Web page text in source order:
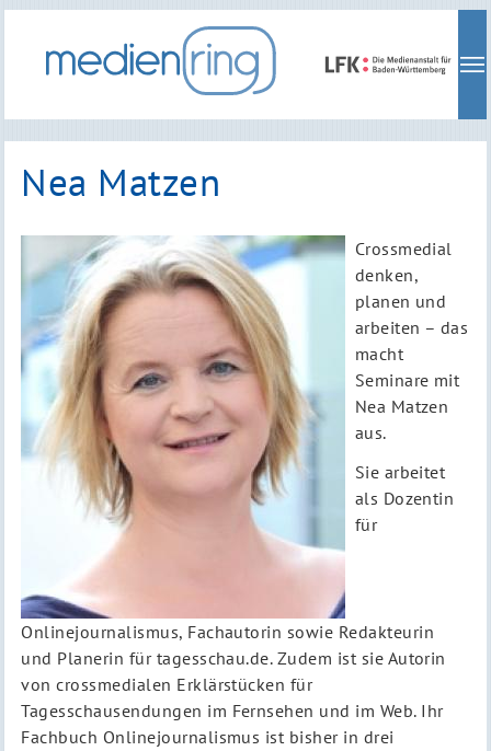
Skip
Nea Matzen
Crossmedial
denken,
planen und
arbeiten – das
macht
Seminare mit
Nea Matzen
aus.
Sie arbeitet
als Dozentin
für
Onlinejournalismus, Fachautorin sowie Redakteurin
und Planerin für tagesschau.de. Zudem ist sie Autorin
von crossmedialen Erklärstücken für
Tagesschausendungen im Fernsehen und im Web. Ihr
Fachbuch Onlinejournalismus ist bisher in drei